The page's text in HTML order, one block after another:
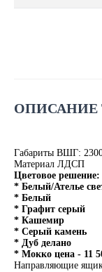
ОПИСАНИЕ
Габариты ВШГ:
Материал ЛДСП
Цветовое решение:
* Белый/Ателье
* Белый
* Графит серый
* Кашемир
* Серый камень
* Дуб делано
* Мокко цена - 11
Направляющие